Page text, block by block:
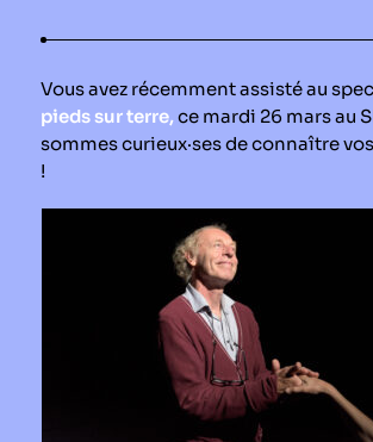
Équipe
Instances
Le périodique
Infos pratiques
Contact
Vous avez récemment assisté au
pieds sur terre,ce mardi 26 mars au
sommes curieux·ses de connaître
!